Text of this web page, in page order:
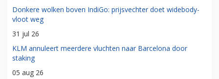
Donkere wolken boven IndiGo: prijsvechter doet widebody-
vloot weg
31 jul 26
KLM annuleert meerdere vluchten naar Barcelona door
staking
05 aug 26